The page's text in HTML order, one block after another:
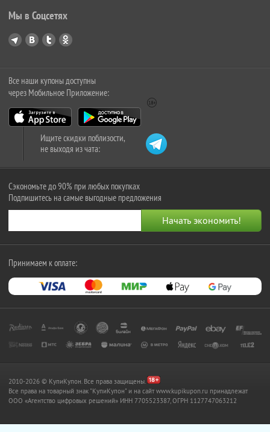
Мы в Соцсетях
Все наши купоны доступны
через Мобильное Приложение:
Ищите скидки поблизости,
не выходя из чата:
Сэкономьте до 90% при любых покупках
Подпишитесь на самые выгодные предложения
Принимаем к оплате:
2010-2026 © КупиКупон. Все права защищены.
Все права на товарный знак "КупиКупон" и на сайт www.kupikupon.ru принадлежат
OOO «Агентство цифровых решений» ИНН 7705523387, ОГРН 1127747063212